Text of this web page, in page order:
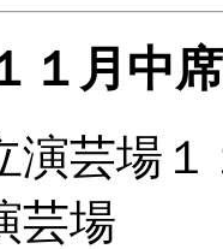
１月中
芸場１
芸場